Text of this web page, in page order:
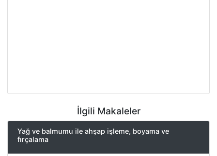
İlgili Makaleler
Yağ ve balmumu ile ahşap işleme, boyama ve
fırçalama